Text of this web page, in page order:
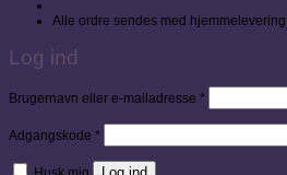
Alle ordre sendes med
Log ind
Brugernavn eller e-mailadresse *Påkrævet
Adgangskode *Påkrævet